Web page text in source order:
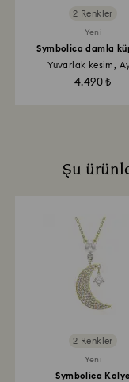
2 Renkler
Yeni
Symbolica damla
Yuvarlak kesim,
4.490 ₺
Şu
2 Renkler
Yeni
Symbolica Kolye